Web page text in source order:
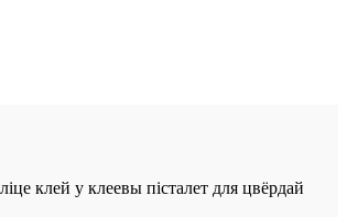
​​клей у клеевы пісталет для цвёрдай